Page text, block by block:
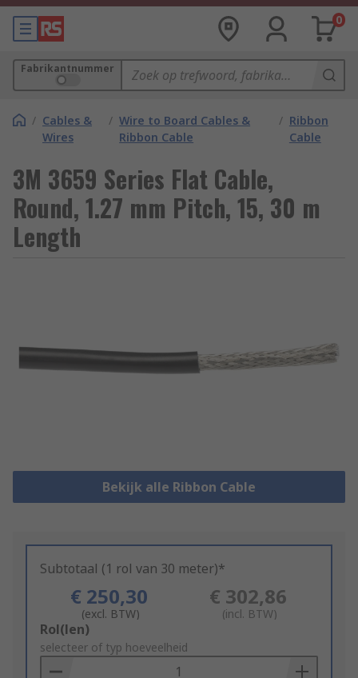
0
Fabrikantnummer
/ Cables &
Wires
/ Wire to Board Cables &
Ribbon Cable
/ Ribbon
Cable
3M 3659 Series Flat Cable,
Round, 1.27 mm Pitch, 15, 30 m
Length
Bekijk alle Ribbon Cable
Subtotaal (1 rol van 30 meter)*
€ 250,30
(excl. BTW)
€ 302,86
(incl. BTW)
Add
to
Basket
Rol(len)
selecteer of typ hoeveelheid